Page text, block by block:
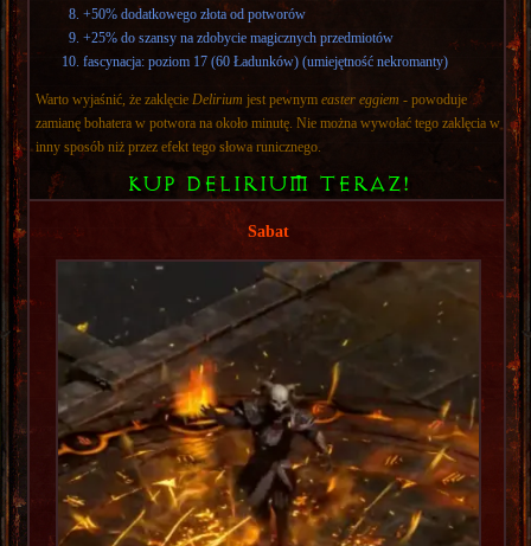
+50% dodatkowego złota od potworów
+25% do szansy na zdobycie magicznych przedmiotów
fascynacja: poziom 17 (60 Ładunków) (umiejętność nekromanty)
Warto wyjaśnić, że zaklęcie Delirium jest pewnym easter eggiem - powoduje
zamianę bohatera w potwora na około minutę. Nie można wywołać tego zaklęcia w
inny sposób niż przez efekt tego słowa runicznego.
KUP DELIRIUM TERAZ!
Sabat